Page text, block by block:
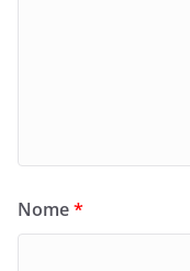
Nome*